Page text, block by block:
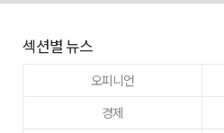
섹션별 뉴스
오피니언
경제